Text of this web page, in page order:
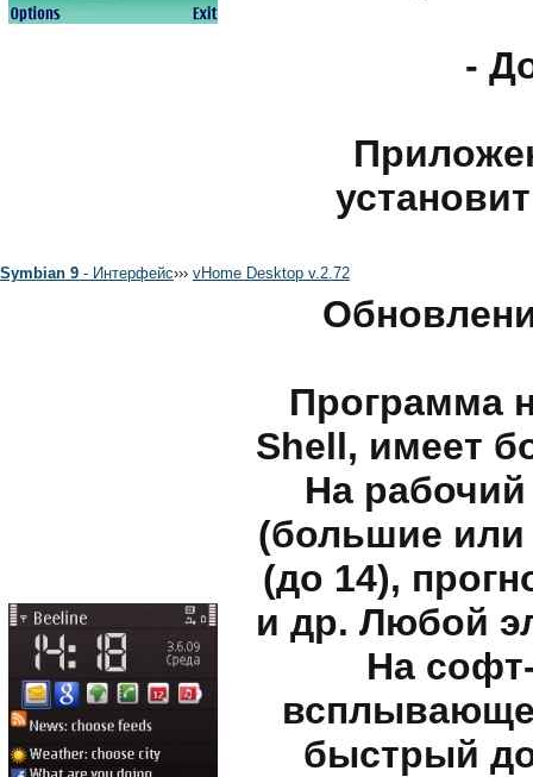
-
Symbian 9 - Интерфейс››› vHome Desktop v.2.72
Программа
Shell, имеет
На
(большие или
(до 14),
и др. Любой
На
быстрый